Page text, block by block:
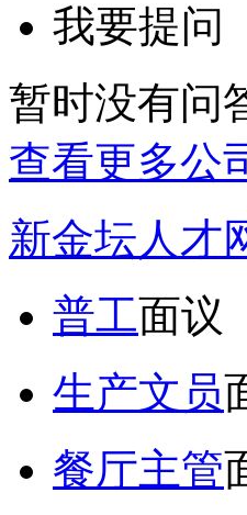
我要提问
暂时没有问
查看更多公
新金坛人才
普工面议
生产文员
餐厅主管